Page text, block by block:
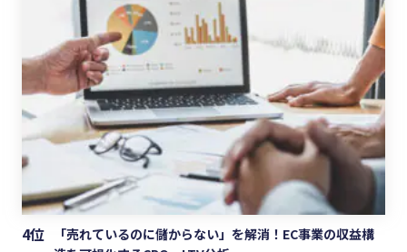
4位
「売れているのに儲からない」を解消！EC事業の収益構